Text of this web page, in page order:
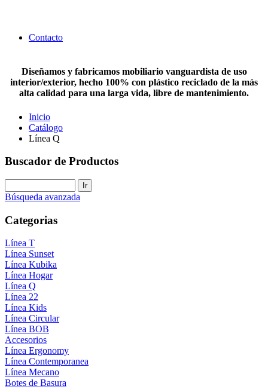
Contacto
Diseñamos y fabricamos mobiliario vanguardista de uso
interior/exterior, hecho 100% con plástico reciclado de la más
alta calidad para una larga vida, libre de mantenimiento.
Inicio
Catálogo
Línea Q
Buscador de Productos
Búsqueda avanzada
Categorias
Línea T
Línea Sunset
Línea Kubika
Línea Hogar
Línea Q
Línea 22
Línea Kids
Línea Circular
Línea BOB
Accesorios
Línea Ergonomy
Línea Contemporanea
Línea Mecano
Botes de Basura